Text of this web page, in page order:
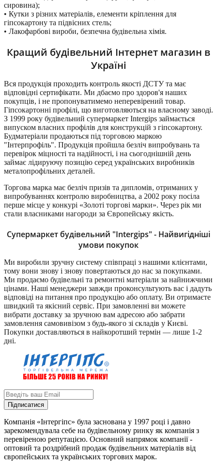
сировина);
• Кутки з різних матеріалів, елементи кріплення для
гіпсокартону та підвісних стель;
• Лакофарбові вироби, безпечна будівельна хімія.
Кращий будівельний Інтернет магазин в
Україні
Вся продукція проходить контроль якості ДСТУ та має
відповідні сертифікати. Ми дбаємо про здоров'я наших
покупців, і не пропонуватимемо неперевірений товар.
Гіпсокартонні профілі, що виготовляються на власному заводі.
З 1999 року будівельний супермаркет Intergips займається
випуском власних профілів для конструкцій з гіпсокартону.
Будматеріали продаються під торговою маркою
"Інтерпрофіль". Продукція пройшла безліч випробувань та
перевірок міцності та надійності, і на сьогоднішній день
займає лідируючу позицію серед українських виробників
металопрофільних деталей.
Торгова марка має безліч призів та дипломів, отриманих у
випробуваннях контролю виробництва, а 2002 року посіла
перше місце у конкурі «Золоті торгові марки». Через рік ми
стали власниками нагороди за Європейську якість.
Супермаркет будівельний "Intergips" - Найвигідніші
умови покупок
Ми виробили зручну систему співпраці з нашими клієнтами,
тому вони знову і знову повертаються до нас за покупками.
Ми продаємо будівельні та ремонтні матеріали за найнижчими
цінами. Наші менеджери завжди проконсультують вас і дадуть
відповіді на питання про продукцію або оплату. Ви отримаєте
швидкий та якісний сервіс. При замовленні ви можете
вибрати доставку за зручною вам адресою або забрати
замовлення самовивізом з будь-якого зі складів у Києві.
Покупки доставляються в найкоротший термін — лише 1-2
дні.
Підписатися
Компанія «Інтергіпс» була заснована у 1997 році і давно
зарекомендувала себе на будівельному ринку як компанія з
перевіреною репутацією. Основний напрямок компанії -
оптовий та роздрібний продаж будівельних матеріалів від
європейських та українських торгових марок.